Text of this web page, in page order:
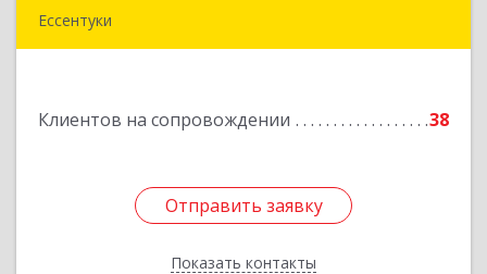
Ессентуки
Клиентов на сопровождении 38
Отправить заявку
Показать контакты
Отправить заявку
Назад